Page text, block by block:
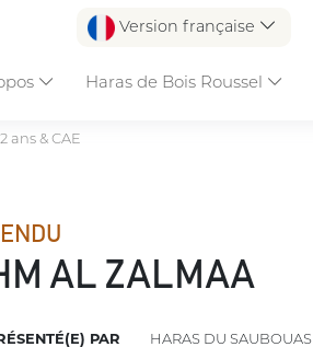
Version française
Haras de Bois Roussel
ans & CAE
AL ZALMAA
PAR
HARAS DU SAUBOUAS